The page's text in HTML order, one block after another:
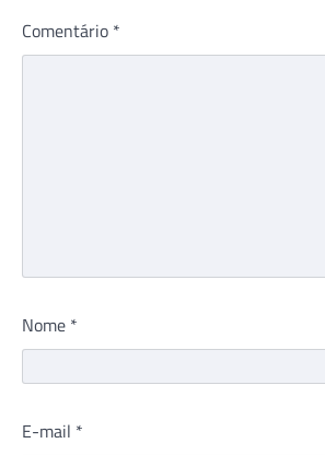
Comentário *
Nome *
E-mail *